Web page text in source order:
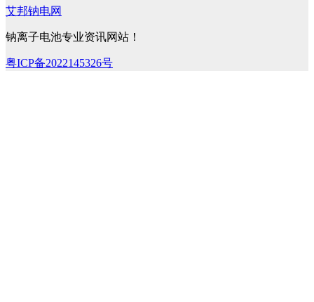
艾邦钠电网
钠离子电池专业资讯网站！
粤ICP备2022145326号